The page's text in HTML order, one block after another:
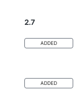
2.7
ADDED
ADDED